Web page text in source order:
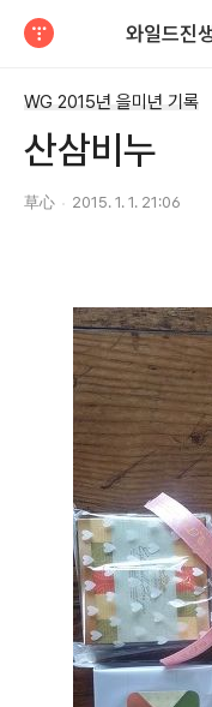
WG 2015년 을미년 기록
산삼비누
草心 2015. 1. 1. 21:06